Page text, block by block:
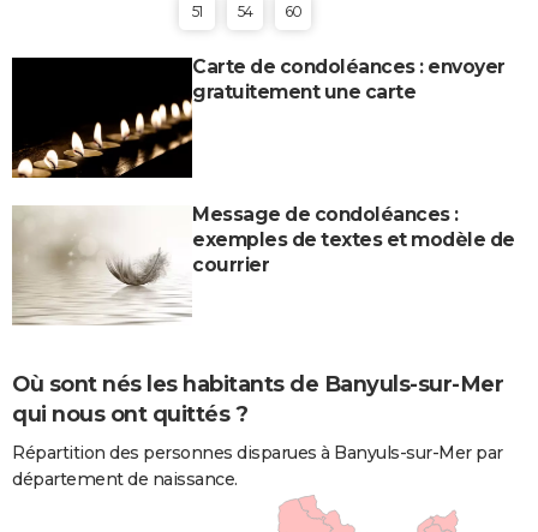
51 54 60
Carte de condoléances : envoyer
gratuitement une carte
Message de condoléances :
exemples de textes et modèle de
courrier
Où sont nés les habitants de Banyuls-sur-Mer
qui nous ont quittés ?
Répartition des personnes disparues à Banyuls-sur-Mer par
département de naissance.